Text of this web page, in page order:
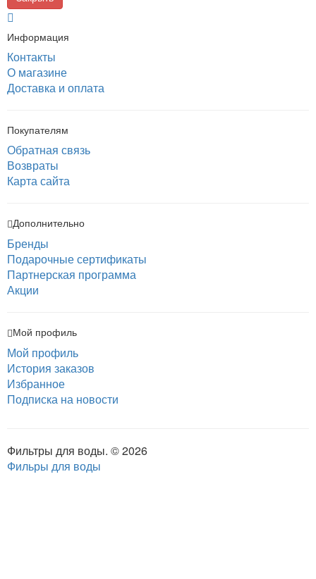
Информация
Контакты
О магазине
Доставка и оплата
Покупателям
Обратная связь
Возвраты
Карта сайта
Дополнительно
Бренды
Подарочные сертификаты
Партнерская программа
Акции
Мой профиль
Мой профиль
История заказов
Избранное
Подписка на новости
Фильтры для воды. © 2026
Фильры для воды